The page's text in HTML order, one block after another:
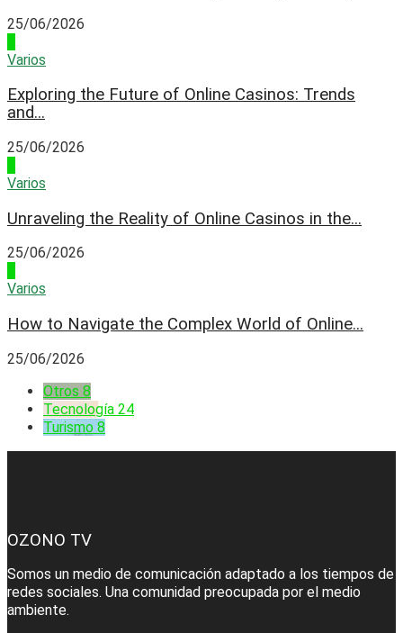
25/06/2026
Varios
Exploring the Future of Online Casinos: Trends
and...
25/06/2026
Varios
Unraveling the Reality of Online Casinos in the...
25/06/2026
Varios
How to Navigate the Complex World of Online...
25/06/2026
Otros 8
Tecnología 24
Turismo 8
OZONO TV
Somos un medio de comunicación adaptado a los tiempos de
redes sociales. Una comunidad preocupada por el medio
ambiente.